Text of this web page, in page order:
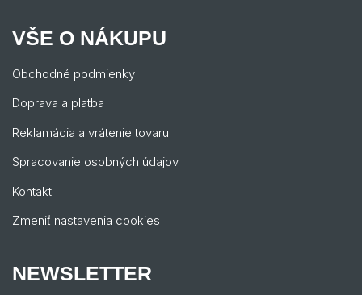
VŠE O NÁKUPU
Obchodné podmienky
Doprava a platba
Reklamácia a vrátenie tovaru
Spracovanie osobných údajov
Kontakt
Zmeniť nastavenia cookies
NEWSLETTER